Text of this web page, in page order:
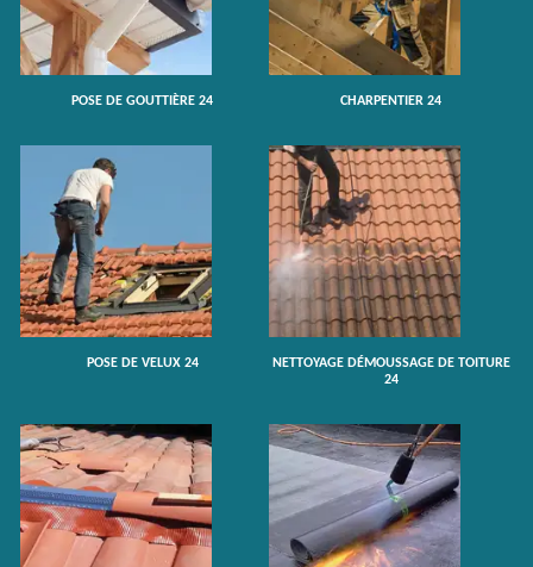
POSE DE GOUTTIÈRE 24 CHARPENTIER 24
POSE DE VELUX 24
NETTOYAGE DÉMOUSSAGE DE TOITURE
24